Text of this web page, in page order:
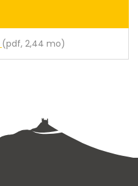
(pdf, 2,44 mo)